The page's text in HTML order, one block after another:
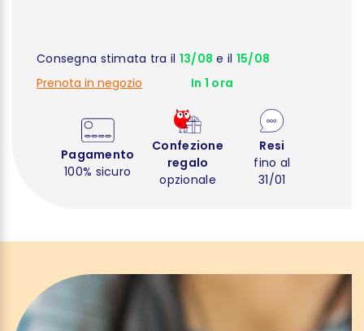
Consegna stimata tra il 13/08 e il 15/08
Prenota in negozio
In 1 ora
Pagamento
100% sicuro
Confezione
regalo
opzionale
Resi
fino al
31/01